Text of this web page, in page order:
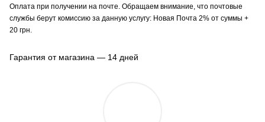
Оплата при получении на почте. Обращаем внимание, что почтовые
службы берут комиссию за данную услугу: Новая Почта 2% от суммы +
20 грн.
Гарантия от магазина — 14 дней